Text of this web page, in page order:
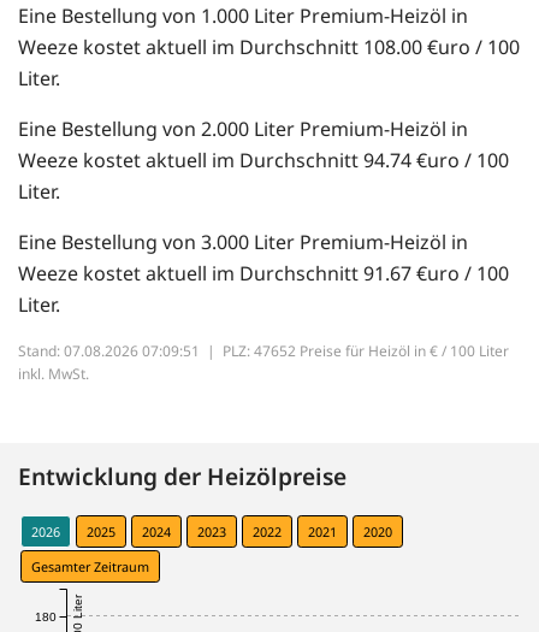
Eine Bestellung von 1.000 Liter Premium-Heizöl in
Weeze kostet aktuell im Durchschnitt 108.00 €uro / 100
Liter.
Eine Bestellung von 2.000 Liter Premium-Heizöl in
Weeze kostet aktuell im Durchschnitt 94.74 €uro / 100
Liter.
Eine Bestellung von 3.000 Liter Premium-Heizöl in
Weeze kostet aktuell im Durchschnitt 91.67 €uro / 100
Liter.
Stand: 07.08.2026 07:09:51 | PLZ: 47652 Preise für Heizöl in € / 100 Liter
inkl. MwSt.
Entwicklung der Heizölpreise
2026 2025 2024 2023 2022 2021
2020
Gesamter Zeitraum
180